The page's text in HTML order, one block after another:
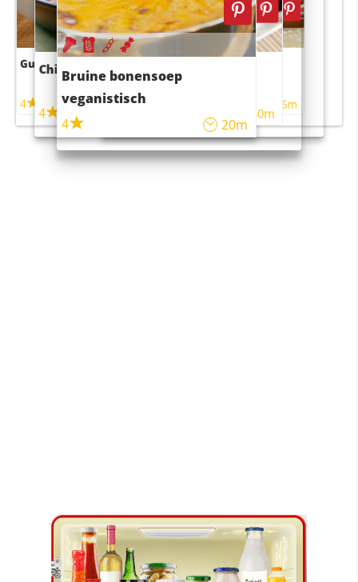
Guacamole
4
Chili con carne
4
Bruine bonensoep
veganistisch
4
20m
Sushi rijstsalade
maaltijdsalade
40m
4 55m